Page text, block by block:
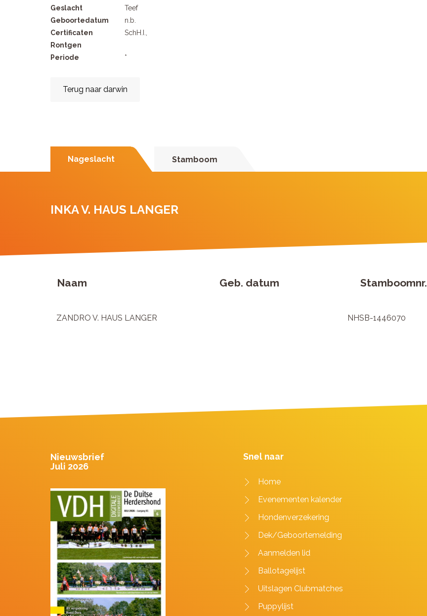
Geslacht
Teef
Geboortedatum
n.b.
Certificaten
SchH.I.,
Rontgen
Periode
*
Terug naar darwin
Nageslacht Stamboom
INKA V. HAUS LANGER
Naam Geb. datum Stamboomnr.
ZANDRO V. HAUS LANGER NHSB-1446070
Nieuwsbrief
Juli 2026
Snel naar
Home
Evenementen kalender
Hondenverzekering
Dek/Geboortemelding
Aanmelden lid
Ballotagelijst
Uitslagen Clubmatches
Puppylijst